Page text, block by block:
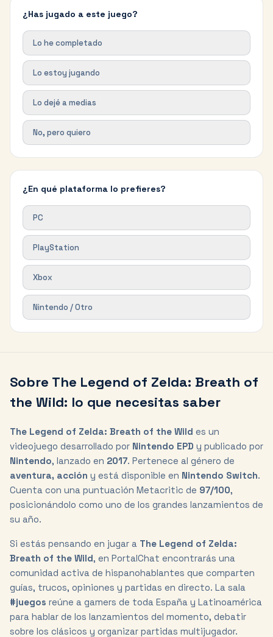
¿Has jugado a este juego?
Lo he completado
Lo estoy jugando
Lo dejé a medias
No, pero quiero
¿En qué plataforma lo prefieres?
PC
PlayStation
Xbox
Nintendo / Otro
Sobre The Legend of Zelda: Breath of
the Wild: lo que necesitas saber
The Legend of Zelda: Breath of the Wild es un
videojuego desarrollado por Nintendo EPD y publicado por
Nintendo, lanzado en 2017. Pertenece al género de
aventura, acción y está disponible en Nintendo Switch.
Cuenta con una puntuación Metacritic de 97/100,
posicionándolo como uno de los grandes lanzamientos de
su año.
Si estás pensando en jugar a The Legend of Zelda:
Breath of the Wild, en PortalChat encontrarás una
comunidad activa de hispanohablantes que comparten
guías, trucos, opiniones y partidas en directo. La sala
#juegos reúne a gamers de toda España y Latinoamérica
para hablar de los lanzamientos del momento, debatir
sobre los clásicos y organizar partidas multijugador.